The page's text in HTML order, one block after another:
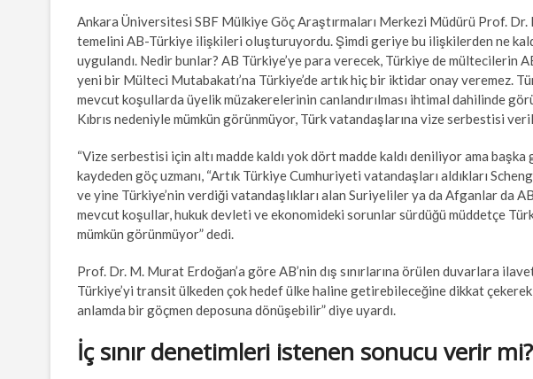
Ankara Üniversitesi SBF Mülkiye Göç Araştırmaları Merkezi Müdürü Prof. Dr.
temelini AB-Türkiye ilişkileri oluşturuyordu. Şimdi geriye bu ilişkilerden ne
uygulandı. Nedir bunlar? AB Türkiye’ye para verecek, Türkiye de mültecilerin
yeni bir Mülteci Mutabakatı’na Türkiye’de artık hiç bir iktidar onay veremez.
mevcut koşullarda üyelik müzakerelerinin canlandırılması ihtimal dahilinde
Kıbrıs nedeniyle mümkün görünmüyor, Türk vatandaşlarına vize serbestisi
“Vize serbestisi için altı madde kaldı yok dört madde kaldı deniliyor ama
kaydeden göç uzmanı, “Artık Türkiye Cumhuriyeti vatandaşları aldıkları
ve yine Türkiye’nin verdiği vatandaşlıkları alan Suriyeliler ya da Afganlar da
mevcut koşullar, hukuk devleti ve ekonomideki sorunlar sürdüğü müddetçe
mümkün görünmüyor” dedi.
Prof. Dr. M. Murat Erdoğan’a göre AB’nin dış sınırlarına örülen duvarlara
Türkiye’yi transit ülkeden çok hedef ülke haline getirebileceğine dikkat
anlamda bir göçmen deposuna dönüşebilir” diye uyardı.
İç sınır denetimleri istenen sonucu verir mi?